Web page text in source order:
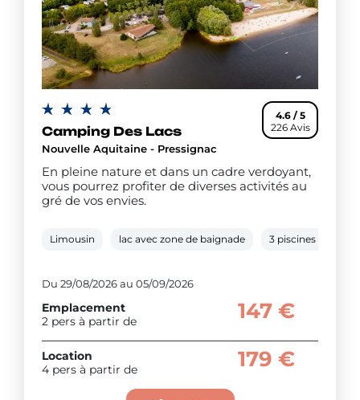
4.6 / 5
226 Avis
Camping Des Lacs
Nouvelle Aquitaine - Pressignac
En pleine nature et dans un cadre verdoyant,
vous pourrez profiter de diverses activités au
gré de vos envies.
Limousin lac avec zone de baignade 3 piscines dont
Du 29/08/2026 au 05/09/2026
Emplacement
2 pers à partir de
147 €
Location
4 pers à partir de
179 €